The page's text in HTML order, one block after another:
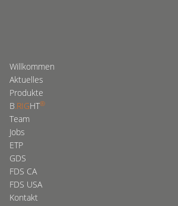
Willkommen
Aktuelles
Produkte
B.RIGHT®
Team
Jobs
ETP
GDS
FDS CA
FDS USA
Kontakt